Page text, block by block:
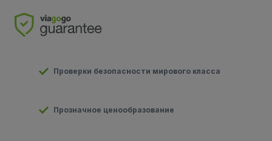
Проверки безопасности мирового класса
Прозначное ценообразование